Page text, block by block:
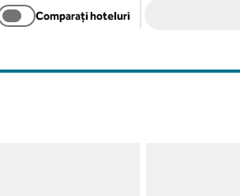
Comparați hoteluri